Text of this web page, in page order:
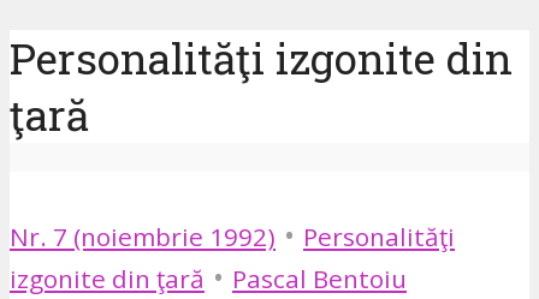
Personalităţi izgonite din
ţară
Nr. 7 (noiembrie 1992) • Personalităţi
izgonite din ţară • Pascal Bentoiu